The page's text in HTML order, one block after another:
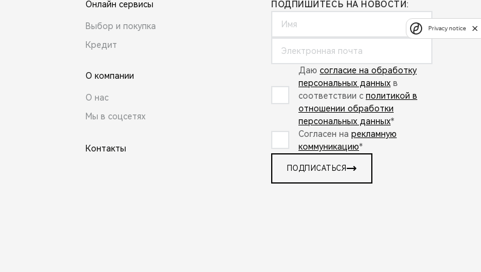
Онлайн сервисы
Выбор и покупка
Кредит
О компании
О нас
Мы в соцсетях
Контакты
ПОДПИШИТЕСЬ НА НОВОСТИ:
Даю согласие на обработку
персональных данных в
соответствии с политикой в
отношении обработки
персональных данных*
Согласен на рекламную
коммуникацию*
ПОДПИСАТЬСЯ
Privacy notice